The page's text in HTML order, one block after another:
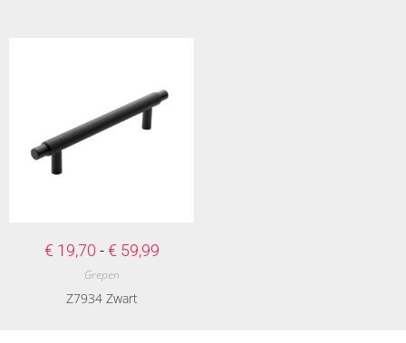
€ 19,70 - € 59,99
Grepen
Z7934 Zwart